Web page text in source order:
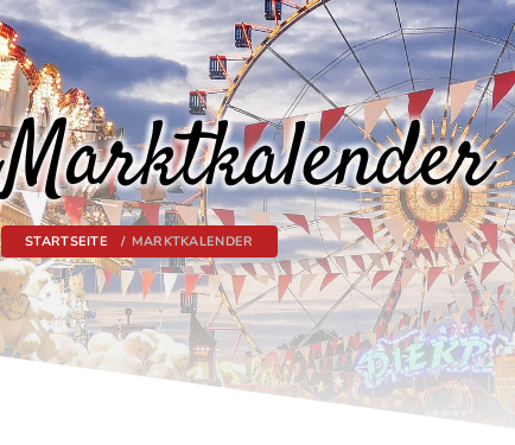
Marktkalender
STARTSEITE MARKTKALENDER